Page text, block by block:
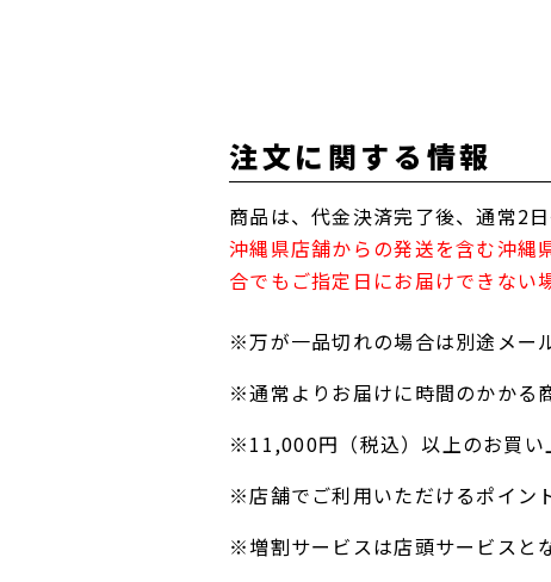
注文に関する情報
商品は、代金決済完了後、通常2
沖縄県店舗からの発送を含む沖縄
合でもご指定日にお届けできない
※万が一品切れの場合は別途メー
※通常よりお届けに時間のかかる
※11,000円（税込）以上のお買い
※店舗でご利用いただけるポイン
※増割サービスは店頭サービスと